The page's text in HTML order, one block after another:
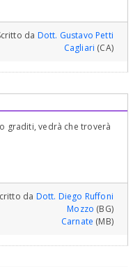
da Dott. Gustavo Petti
Cagliari (CA)
graditi, vedrà che troverà
da Dott. Diego Ruffoni
Mozzo (BG)
Carnate (MB)